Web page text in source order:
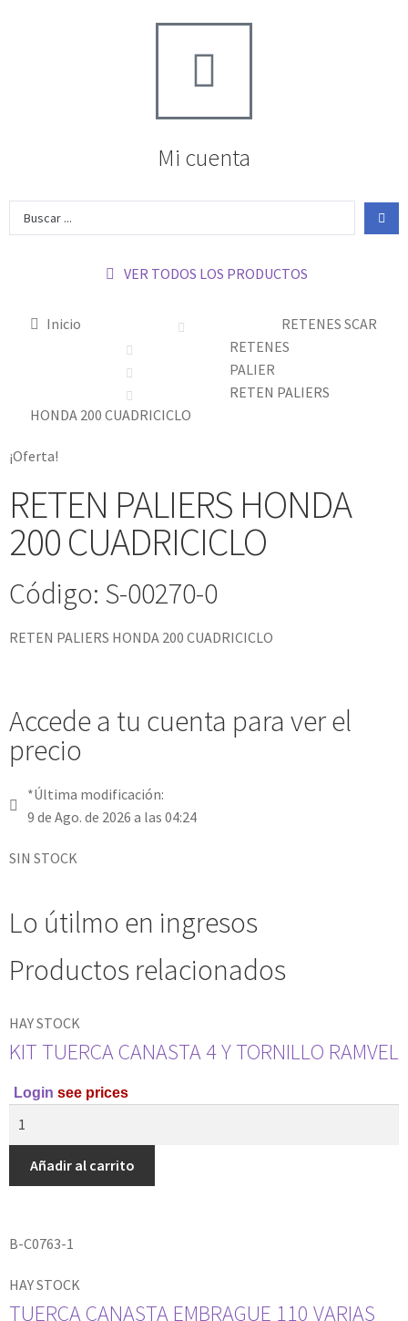
Mi cuenta
VER TODOS LOS PRODUCTOS
Inicio
RETENES SCAR
RETENES
PALIER
RETEN PALIERS
HONDA 200 CUADRICICLO
¡Oferta!
RETEN PALIERS HONDA
200 CUADRICICLO
Código: S-00270-0
RETEN PALIERS HONDA 200 CUADRICICLO
Accede a tu cuenta para ver el
precio
*Última modificación:
9 de Ago. de 2026 a las 04:24
SIN STOCK
Lo útilmo en ingresos
Productos relacionados
B-C0763-1
HAY STOCK
KIT TUERCA CANASTA 4 Y TORNILLO RAMVEL
Login see prices
Añadir al carrito
HAY STOCK
TUERCA CANASTA EMBRAGUE 110 VARIAS